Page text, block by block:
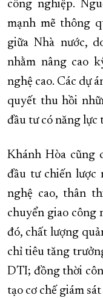
công nghiệp.
mạnh mẽ thông
giữa Nhà nước,
nhằm nâng cao
nghệ cao. Các dự
quyết thu hồi
đầu tư có năng lực
Khánh Hòa cũng
đầu tư chiến lược
nghệ cao, thân
chuyển giao công
đó, chất lượng
chỉ tiêu tăng
DTI; đồng thời
tạo cơ chế giám